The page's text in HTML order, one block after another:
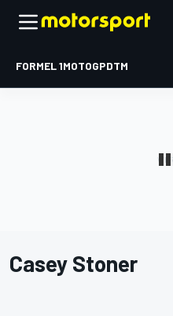
FORMEL 1MOTOGPDTM
Casey Stoner